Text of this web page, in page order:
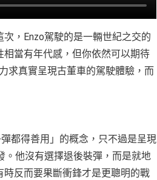
，Enzo駕駛的是一輛世紀之交的
當有年代感，但你依然可以期待
求真實呈現古董車的駕駛體驗，而
彈都得善用」的概念，只不過是呈現
。他沒有選擇退後裝彈，而是就地
反而要果斷衝鋒才是更聰明的戰